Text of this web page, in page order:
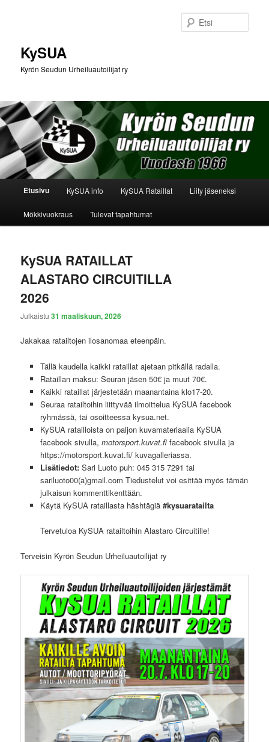
KySUA
Kyrön Seudun Urheiluautoilijat ry
PäävalikkoEtusivu KySUA info KySUA Rataillat Liity jäseneksi
Mökkivuokraus Tulevat tapahtumat
KySUA RATAILLAT
ALASTARO CIRCUITILLA
2026
Julkaistu31 maaliskuun, 2026
Jakakaa ratailtojen ilosanomaa eteenpäin.
Tällä kaudella kaikki rataillat ajetaan pitkällä radalla.
Rataillan maksu: Seuran jäsen 50€ ja muut 70€.
Kaikki rataillat järjestetään maanantaina klo17-20.
Seuraa ratailtoihin liittyvää ilmoittelua KySUA facebook
ryhmässä, tai osoitteessa kysua.net.
KySUA ratailloista on paljon kuvamateriaalia KySUA
facebook sivulla, motorsport.kuvat.fifacebook sivulla ja
https://motorsport.kuvat.fi/ kuvagalleriassa.
Lisätiedot:Sari Luoto puh: 045 315 7291 tai
sariluoto00(a)gmail.com Tiedustelut voi esittää myös tämän
julkaisun kommenttikenttään.
Käytä KySUA rataillasta häshtägiä #kysuaratailta
Tervetuloa KySUA ratailtoihin Alastaro Circuitille!
Terveisin Kyrön Seudun Urheiluautoilijat ry